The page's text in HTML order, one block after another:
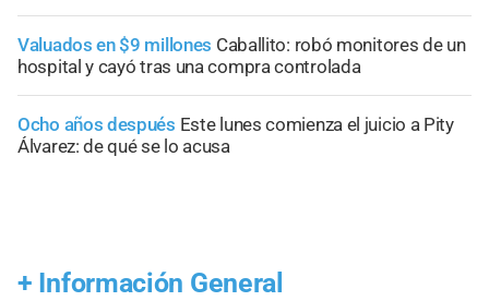
Valuados en $9 millones Caballito: robó monitores de un
hospital y cayó tras una compra controlada
Ocho años después Este lunes comienza el juicio a Pity
Álvarez: de qué se lo acusa
+ Información General